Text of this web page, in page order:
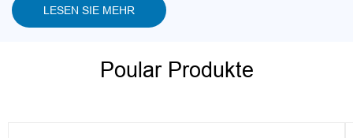
LESEN SIE MEHR
Poular Produkte